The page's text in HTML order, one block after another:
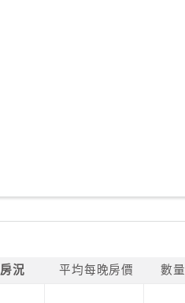
房況 平均每晚房價 數量